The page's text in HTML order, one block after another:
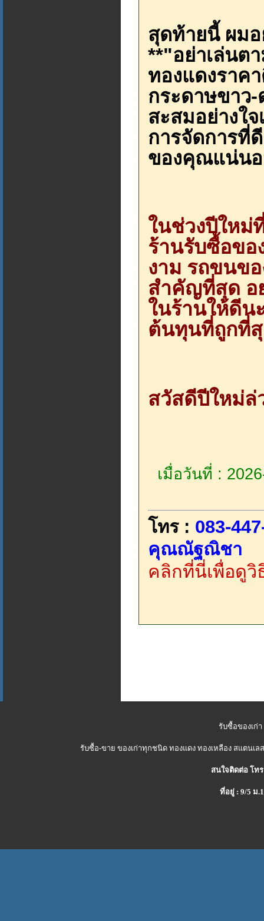
สุดท้ายนี้ ผมอ
**"อย่าเล่นต
ทองแดงราค
กระดาษขาว
สะสมอย่างใ
การจัดการที่
ของคุณแน่น
ในช่วงปีใหม่
ร้านรับซื้อขอ
งาม รถขนข
สำคัญที่สุด อ
ในร้านให้ดีน
ต้นทุนที่ถูกที่
สวัสดีปีใหม่ล่
เมื่อวันที่ :
โทร : 083-
คุณณัฐณิชา
คลิกที่นี่เพื่อดูวิ
รับซื้อของเก่
รับซื้อ-ขาย ของเก่าทุกชนิด ทองแดง ทองเหลือง สแตนเ
สนใจติดต่อ โทร
ที่อยู่ : 9/5 ม